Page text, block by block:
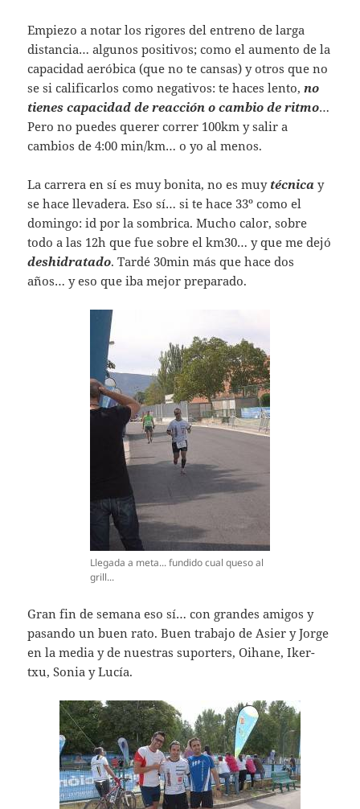
Empiezo a notar los rigores del entreno de larga
distancia… algunos positivos; como el aumento de la
capacidad aeróbica (que no te cansas) y otros que no
se si calificarlos como negativos: te haces lento,no
tienes capacidad de reacción o cambio de ritmo…
Pero no puedes querer correr 100km y salir a
cambios de 4:00 min/km… o yo al menos.
La carrera en sí es muy bonita, no es muy técnica y
se hace llevadera. Eso sí… si te hace 33º como el
domingo: id por la sombrica. Mucho calor, sobre
todo a las 12h que fue sobre el km30… y que me dejó
deshidratado. Tardé 30min más que hace dos
años… y eso que iba mejor preparado.
Llegada a meta... fundido cual queso al
grill...
Gran fin de semana eso sí… con grandes amigos y
pasando un buen rato. Buen trabajo de Asier y Jorge
en la media y de nuestras suporters, Oihane, Iker-
txu, Sonia y Lucía.